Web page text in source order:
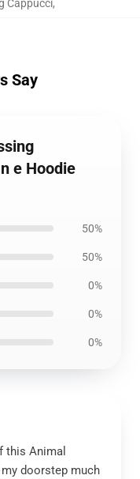
Cappucci,
Say
e Hoodie
50%
50%
0%
0%
0%
this Animal
doorstep much